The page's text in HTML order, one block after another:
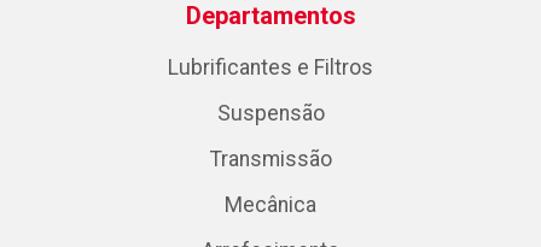
Departamentos
Lubrificantes e Filtros
Suspensão
Transmissão
Mecânica